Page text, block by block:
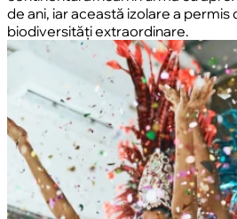
de ani, iar această izolare a
biodiversități extraordinare.